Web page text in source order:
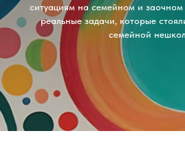
ситуациям на семейном и
реальные задачи, которые
семейной